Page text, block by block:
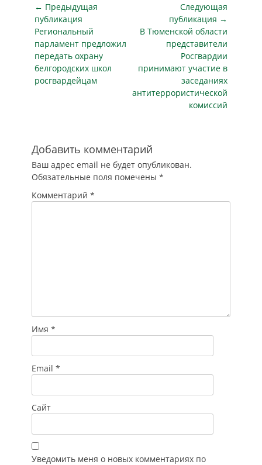
обеспечению
противопожарной
и
антитеррористической
защищенности
образовательных
организаций.
Денежные средства
инженерно-
технической
защиты объектов:
установку
дополнительных
систем
Навигация
по
записям
← Предыдущая
публикация
Предыдущая
публикация
Региональный
парламент предложил
передать охрану
белгородских школ
росгвардейцам
Следующая
публикация →
Следующая
публикация
В Тюменской области
представители
Росгвардии
принимают участие в
заседаниях
антитеррористической
комиссий
Добавить комментарий
Ваш адрес email не будет опубликован.
Обязательные поля помечены *
Комментарий *
Имя *
Email *
Сайт
Уведомить меня о новых комментариях по